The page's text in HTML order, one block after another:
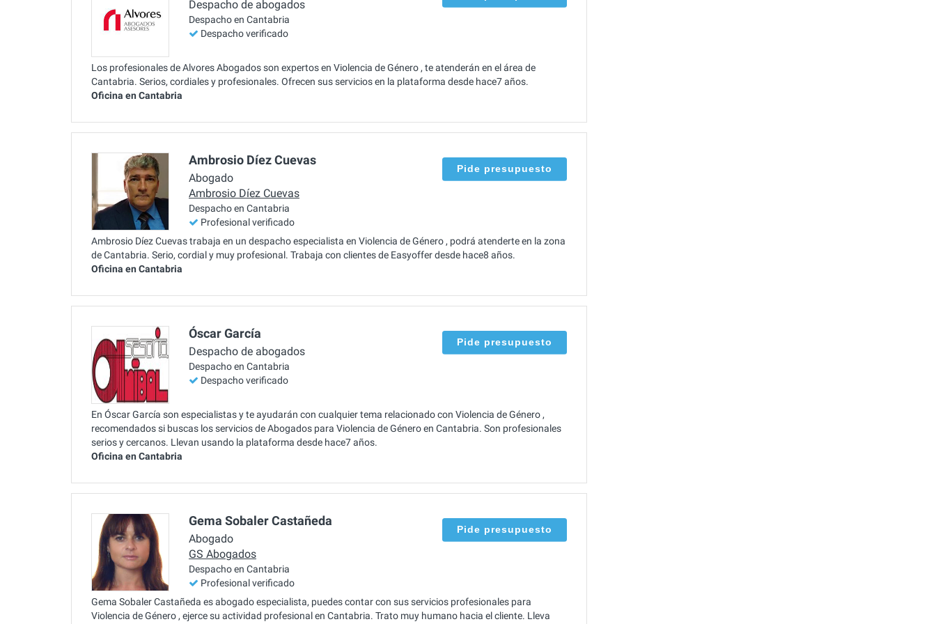
Despacho de abogados
Despacho en Cantabria
Despacho verificado
Los profesionales de Alvores Abogados son expertos en Violencia de Género , te atenderán en el área de
Cantabria. Serios, cordiales y profesionales. Ofrecen sus servicios en la plataforma desde hace7 años.
Oficina en Cantabria
Ambrosio Díez Cuevas
Abogado
Ambrosio Díez Cuevas
Despacho en Cantabria
Profesional verificado
Pide presupuesto
Ambrosio Díez Cuevas trabaja en un despacho especialista en Violencia de Género , podrá atenderte en la zona
de Cantabria. Serio, cordial y muy profesional. Trabaja con clientes de Easyoffer desde hace8 años.
Oficina en Cantabria
Óscar García
Despacho de abogados
Despacho en Cantabria
Despacho verificado
Pide presupuesto
En Óscar García son especialistas y te ayudarán con cualquier tema relacionado con Violencia de Género ,
recomendados si buscas los servicios de Abogados para Violencia de Género en Cantabria. Son profesionales
serios y cercanos. Llevan usando la plataforma desde hace7 años.
Oficina en Cantabria
Gema Sobaler Castañeda
Abogado
GS Abogados
Despacho en Cantabria
Profesional verificado
Pide presupuesto
Gema Sobaler Castañeda es abogado especialista, puedes contar con sus servicios profesionales para
Violencia de Género , ejerce su actividad profesional en Cantabria. Trato muy humano hacia el cliente. Lleva